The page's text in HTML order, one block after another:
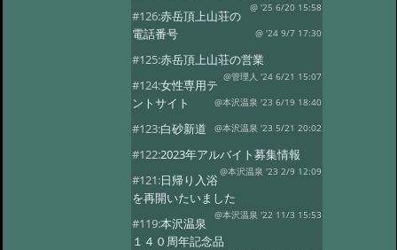
@ '25 6/20 15:58
#126:赤岳頂上山荘の
電話番号
@ '24 9/7 17:30
#125:赤岳頂上山荘の営業
@管理人 '24 6/21 15:07
#124:女性専用テ
ントサイト
@本沢温泉 '23 6/19 18:40
#123:白砂新道 @本沢温泉 '23 5/21 20:02
#122:2023年アルバイト募集情報
@本沢温泉 '23 2/9 12:09
#121:日帰り入浴
を再開いたいました
@本沢温泉 '22 11/3 15:53
#119:本沢温泉
１４０周年記念品